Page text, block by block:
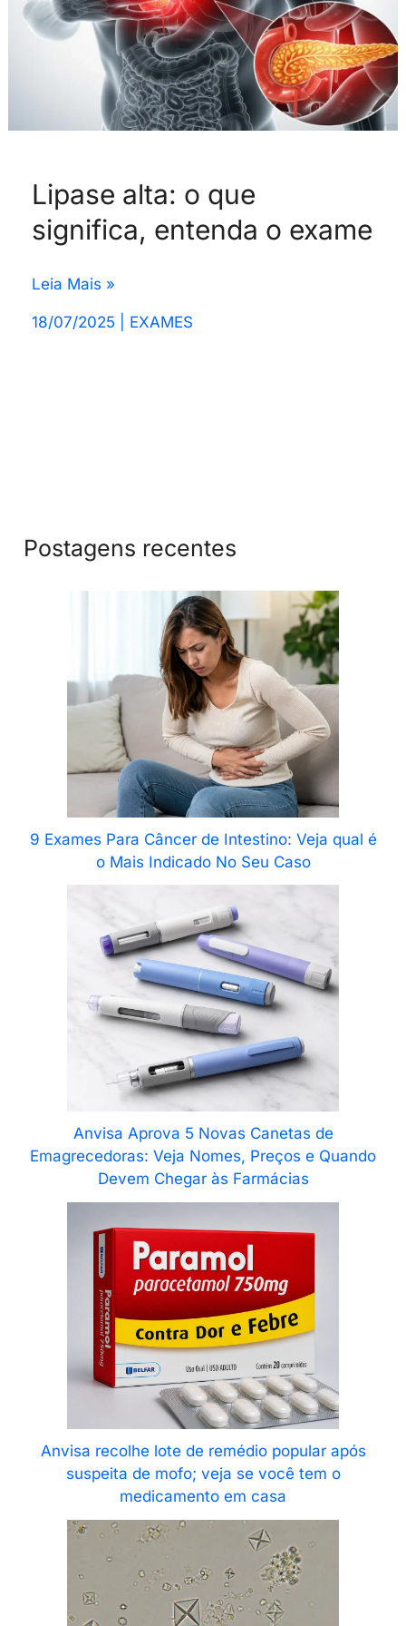
Lipase alta: o que
significa, entenda o exame
exame
Leia Mais »
18/07/2025 EXAMES
Postagens recentes
9 Exames Para Câncer de Intestino: Veja qual é
o Mais Indicado No Seu Caso
Anvisa Aprova 5 Novas Canetas de
Emagrecedoras: Veja Nomes, Preços e Quando
Devem Chegar às Farmácias
Anvisa recolhe lote de remédio popular após
suspeita de mofo; veja se você tem o
medicamento em casa